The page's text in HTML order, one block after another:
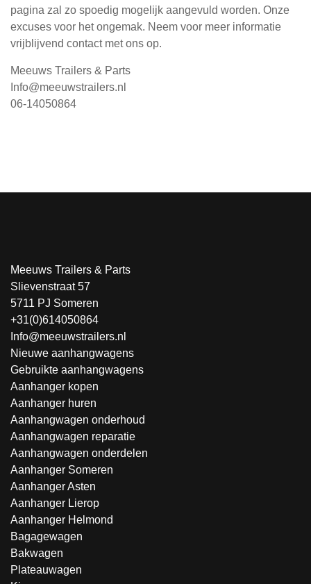
pagina zal zo spoedig mogelijk aangevuld worden. Onze
excuses voor het ongemak. Neem voor meer informatie
vrijblijvend contact met ons op.
Meeuws Trailers & Parts
Info@meeuwstrailers.nl
06-14050864
Meeuws Trailers & Parts
Slievenstraat 57
5711 PJ Someren
+31(0)614050864
Info@meeuwstrailers.nl
Nieuwe aanhangwagens
Gebruikte aanhangwagens
Aanhanger kopen
Aanhanger huren
Aanhangwagen onderhoud
Aanhangwagen reparatie
Aanhangwagen onderdelen
Aanhanger Someren
Aanhanger Asten
Aanhanger Lierop
Aanhanger Helmond
Bagagewagen
Bakwagen
Plateauwagen